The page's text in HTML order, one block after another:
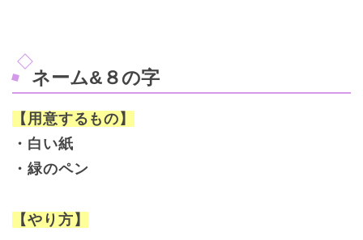
ネーム&８の字
【用意するもの】
・白い紙
・緑のペン
【やり方】